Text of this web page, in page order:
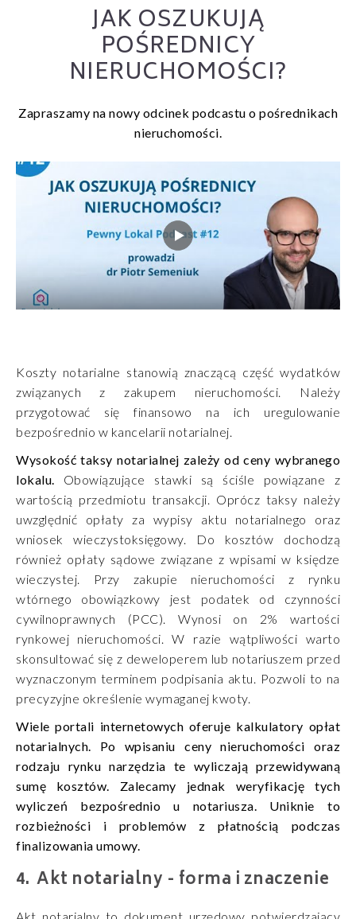
JAK OSZUKUJĄ
POŚREDNICY
NIERUCHOMOŚCI?
Zapraszamy na nowy odcinek podcastu o pośrednikach
nieruchomości.
Koszty notarialne stanowią znaczącą część wydatków
związanych z zakupem nieruchomości. Należy
przygotować się finansowo na ich uregulowanie
bezpośrednio w kancelarii notarialnej.
Wysokość taksy notarialnej zależy od ceny wybranego
lokalu.
Obowiązujące stawki są ściśle powiązane z
wartością przedmiotu transakcji. Oprócz taksy należy
uwzględnić opłaty za wypisy aktu notarialnego oraz
wniosek wieczystoksięgowy. Do kosztów dochodzą
również opłaty sądowe związane z wpisami w księdze
wieczystej. Przy zakupie nieruchomości z rynku
wtórnego obowiązkowy jest podatek od czynności
cywilnoprawnych (PCC). Wynosi on 2% wartości
rynkowej nieruchomości. W razie wątpliwości warto
skonsultować się z deweloperem lub notariuszem przed
wyznaczonym terminem podpisania aktu. Pozwoli to na
precyzyjne określenie wymaganej kwoty.
Wiele portali internetowych oferuje kalkulatory opłat
notarialnych. Po wpisaniu ceny nieruchomości oraz
rodzaju rynku narzędzia te wyliczają przewidywaną
sumę kosztów. Zalecamy jednak weryfikację tych
wyliczeń bezpośrednio u notariusza. Uniknie to
rozbieżności i problemów z płatnością podczas
finalizowania umowy.
Akt notarialny - forma i znaczenie
Akt notarialny to dokument urzędowy potwierdzający